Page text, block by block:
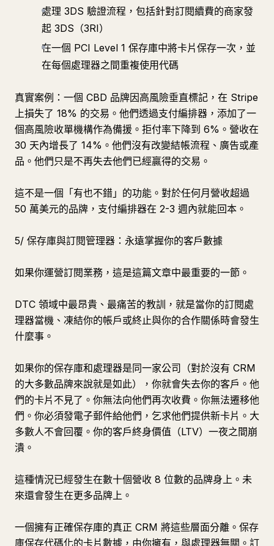
處理 3DS 驗證流程，包括針對訂閱續費的商家發
起 3DS（3RI）
在一個 PCI Level 1 保存庫中將卡片保存一次，並
在每個處理器之間重複使用代碼
真實案例：一個 CBD 品牌因高風險垂直標記，在 Stripe
上損失了 18% 的交易。他們透過支付編排器，添加了一
個高風險收單機構作為備援。拒付率下降到 6%。營收在
30 天內增長了 14%。他們沒有改變結帳流程、廣告或產
品。他們只是不再失去他們已經贏得的交易。
這不是一個「有也不錯」的功能。對於任何月營收超過
50 萬美元的品牌，支付編排器在 2-3 週內就能回本。
5/ 保存庫與訂閱管理器：永遠掌握你的客戶數據
如果你運營訂閱業務，這是這篇文章中最重要的一節。
DTC 領域中最昂貴、最痛苦的教訓，就是當你的訂閱處
理器當機、凍結你的帳戶或終止與你的合作關係時會發生
什麼事。
如果你的保存庫和處理器是同一家公司（對於沒有 CRM
的大多數品牌來說就是如此），你就會失去你的客戶。他
們的卡片不見了。你無法向他們再次收費。你無法遷移他
們。你必須發電子郵件給他們，乞求他們提供新卡片。大
多數人不會回覆。你的客戶終身價值（LTV）一夜之間崩
潰。
這種情況已經發生在數十個營收 8 位數的品牌身上。未
來還會發生在更多品牌上。
一個擁有正確保存庫的真正 CRM 將這些層面分離。保存
庫保存代碼化的卡片數據，由你擁有，與處理器無關。訂